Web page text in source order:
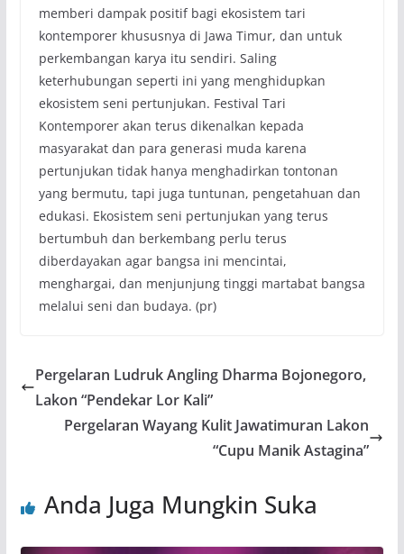
memberi dampak positif bagi ekosistem tari
kontemporer khususnya di Jawa Timur, dan untuk
perkembangan karya itu sendiri. Saling
keterhubungan seperti ini yang menghidupkan
ekosistem seni pertunjukan. Festival Tari
Kontemporer akan terus dikenalkan kepada
masyarakat dan para generasi muda karena
pertunjukan tidak hanya menghadirkan tontonan
yang bermutu, tapi juga tuntunan, pengetahuan dan
edukasi. Ekosistem seni pertunjukan yang terus
bertumbuh dan berkembang perlu terus
diberdayakan agar bangsa ini mencintai,
menghargai, dan menjunjung tinggi martabat bangsa
melalui seni dan budaya. (pr)
Pergelaran Ludruk Angling Dharma Bojonegoro,
Lakon “Pendekar Lor Kali”
Pergelaran Wayang Kulit Jawatimuran Lakon
“Cupu Manik Astagina”
Anda Juga Mungkin Suka